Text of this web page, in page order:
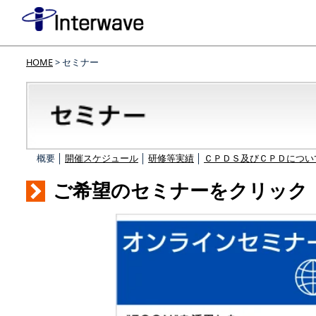
HOME> セミナー
概要 │ 開催スケジュール 研修等実績 ＣＰＤＳ及びＣＰＤにつ
ご希望のセミナーをクリック